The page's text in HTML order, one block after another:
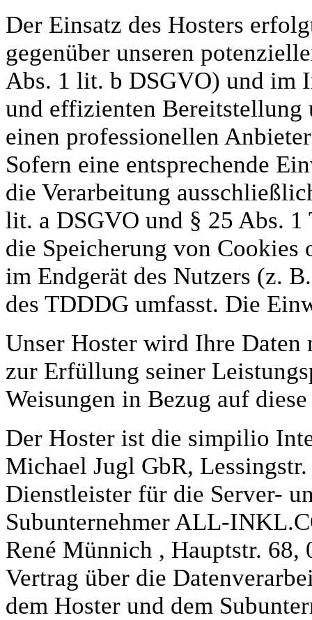
Der Einsatz des Hosters
gegenüber unseren
Abs. 1 lit. b DSGVO) und im
und effizienten Bereitstellung
einen professionellen
Sofern eine entsprechende
die Verarbeitung
lit. a DSGVO und § 25 Abs.
die Speicherung von
im Endgerät des Nutzers (z.
des TDDDG umfasst. Die
Unser Hoster wird Ihre
zur Erfüllung seiner
Weisungen in Bezug auf
Der Hoster ist die simpilio
Michael Jugl GbR,
Dienstleister für die Server-
Subunternehmer ALL-
René Münnich , Hauptstr. 68,
Vertrag über die
dem Hoster und dem